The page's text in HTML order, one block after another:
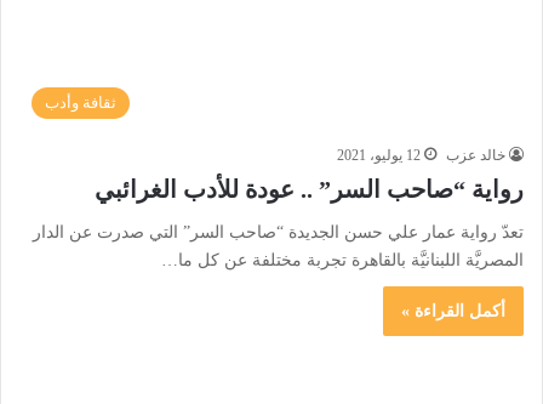
ثقافة وأدب
خالد عزب 12 يوليو، 2021
رواية “صاحب السر” .. عودة للأدب الغرائبي
تعدّ رواية عمار علي حسن الجديدة “صاحب السر” التي صدرت عن الدار
المصريَّة اللبنانيَّة بالقاهرة تجربة مختلفة عن كل ما…
أكمل القراءة »